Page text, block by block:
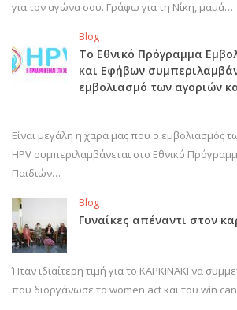
για τον αγώνα σου. Γράφω για τη Νίκη, μαμά…
Blog
Το Εθνικό Πρόγραμμα
και Εφήβων
εμβολιασμό των αγοριών
Είναι μεγάλη η χαρά μας που ο εμβολιασμός
HPV συμπεριλαμβάνεται στο Εθνικό
Παιδιών…
Blog
Γυναίκες απέναντι στον
Ήταν ιδιαίτερη τιμή για το ΚΑΡΚΙΝΑΚΙ να
που διοργάνωσε το women act και του win